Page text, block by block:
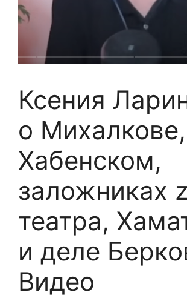
Ксения
о Михалкове,
Хабенском,
заложниках
театра,
и деле
Видео